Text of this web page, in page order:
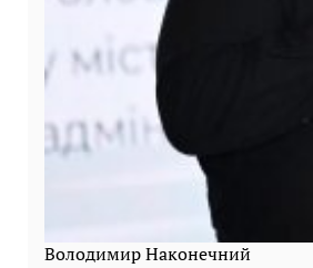
Володимир Наконечний